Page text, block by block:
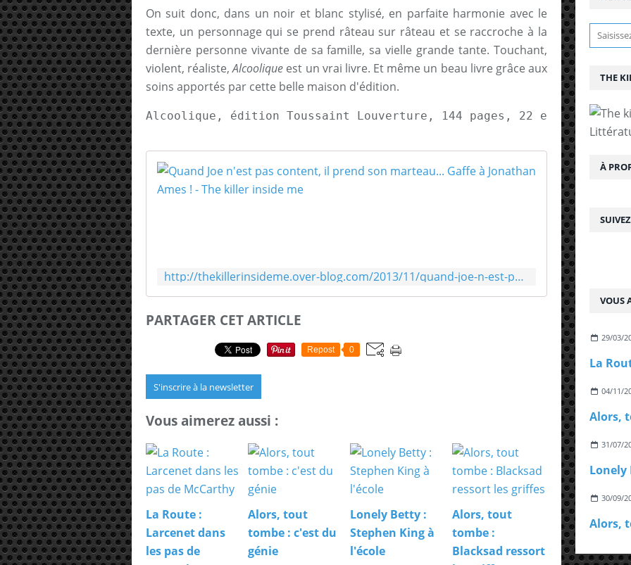
On suit donc, dans un noir et blanc stylisé, en parfaite harmonie avec le
texte, un personnage qui se prend râteau sur râteau et se raccroche à la
dernière personne vivante de sa famille, sa vielle grande tante. Touchant,
violent, réaliste,Alcoolique est un vrai livre. Et même un beau livre grâce aux
soins apportés par cette belle maison d'édition.
Alcoolique, édition Toussaint Louverture, 144 pages, 22 euros.
Quand Joe
u
http://thekillerinsideme.over-blog.com/2013/11/quand-joe-n-est-pas-content-il-prend-son-marteau-gaffe-a-jonathan-ames.html
PARTAGER CET ARTICLE
Repost 0
S'inscrire à la newsletter
Vous aimerez aussi :
La Route :
Larcenet dans
les pas de
Alors, tout
tombe : c'est du
génie
Lonely Betty :
Stephen King à
l'école
Alors, tout
tombe :
Blacksad ressort
THE
À
VOUS
29/03/
04/11/
Alors,
31/07/
Lonely
30/09/